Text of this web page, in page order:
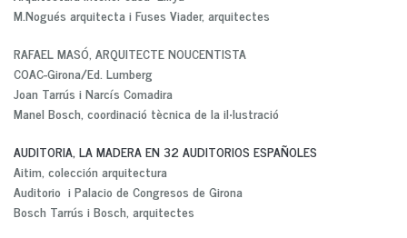
M.Nogués arquitecta i Fuses Viader, arquitectes
RAFAEL MASÓ, ARQUITECTE NOUCENTISTA
COAC-Girona/Ed. Lumberg
Joan Tarrús i Narcís Comadira
Manel Bosch, coordinació tècnica de la il•lustració
AUDITORIA, LA MADERA EN 32 AUDITORIOS ESPAÑOLES
Aitim, colección arquitectura
Auditorio i Palacio de Congresos de Girona
Bosch Tarrús i Bosch, arquitectes